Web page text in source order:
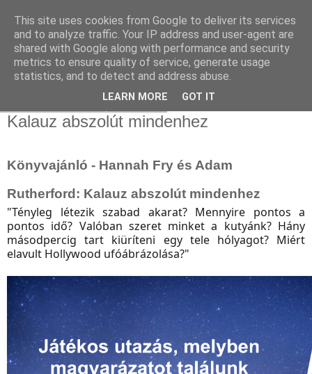
Kalauz abszolút mindenhez
Könyvajánló - Hannah Fry és Adam
Rutherford: Kalauz abszolút mindenhez
"Tényleg ​létezik szabad akarat? Mennyire pontos a
pontos idő? Valóban szeret minket a kutyánk? Hány
másodpercig tart kiüríteni egy tele hólyagot? Miért
elavult Hollywood ufóábrázolása?"
This site uses cookies from Google to deliver its services
and to analyze traffic. Your IP address and user-agent are
shared with Google along with performance and security
metrics to ensure quality of service, generate usage
statistics, and to detect and address abuse.
LEARN MORE GOT IT